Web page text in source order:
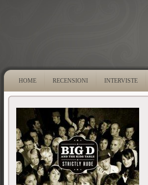
HOME RECENSIONI INTERVISTE